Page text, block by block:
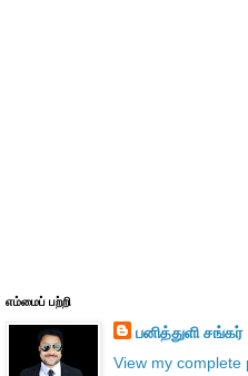
எம்மைப் பற்றி
பனித்துளி சங்கர்
View my complete